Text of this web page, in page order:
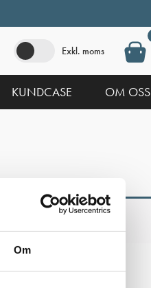
Om
Exkl. moms
KUNDCASE OM OSS